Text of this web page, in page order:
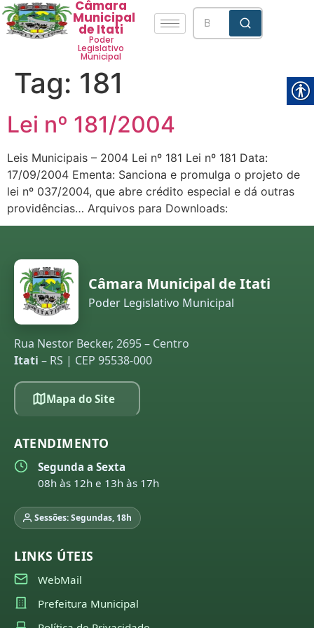
Câmara
Municipal
de Itati
Poder
Legislativo
Municipal
Tag: 181
Lei nº 181/2004
Leis Municipais – 2004 Lei nº 181 Lei nº 181 Data:
17/09/2004 Ementa: Sanciona e promulga o projeto de
lei nº 037/2004, que abre crédito especial e dá outras
providências… Arquivos para Downloads:
Câmara Municipal de Itati
Poder Legislativo Municipal
Rua Nestor Becker, 2695 – Centro
Itati – RS | CEP 95538-000
Mapa do Site
ATENDIMENTO
Segunda a Sexta
08h às 12h e 13h às 17h
Sessões: Segundas, 18h
LINKS ÚTEIS
WebMail
Prefeitura Municipal